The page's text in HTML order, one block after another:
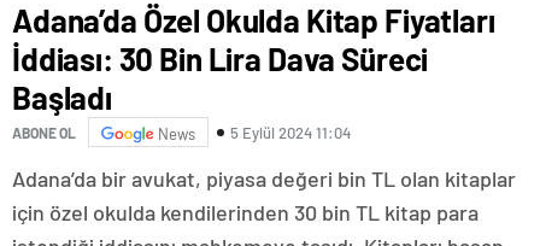
Adana’da Özel Okulda Kitap Fiyatları
İddiası: 30 Bin Lira Dava Süreci
Başladı
ABONE OL News 5 Eylül 2024 11:04
Adana’da bir avukat, piyasa değeri bin TL olan kitaplar
için özel okulda kendilerinden 30 bin TL kitap para